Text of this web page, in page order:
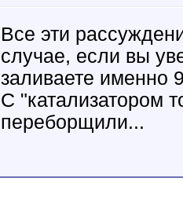
Все эти
случае, если вы
заливаете именно
С "катализатором
переборщили...